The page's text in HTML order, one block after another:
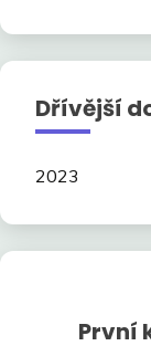
Dřívější
2023
První